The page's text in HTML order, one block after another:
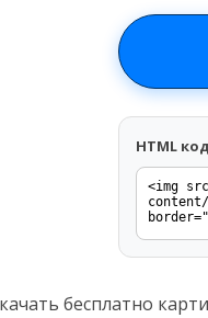
HTML
бесплатно